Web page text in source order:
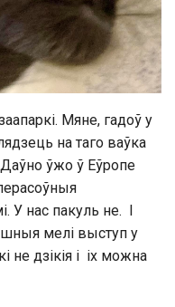
Мяне, гадоў у
на таго ваўка
ўжо ў Еўропе
У нас пакуль не. І
мелі выступ у
не дзікія і іх можна